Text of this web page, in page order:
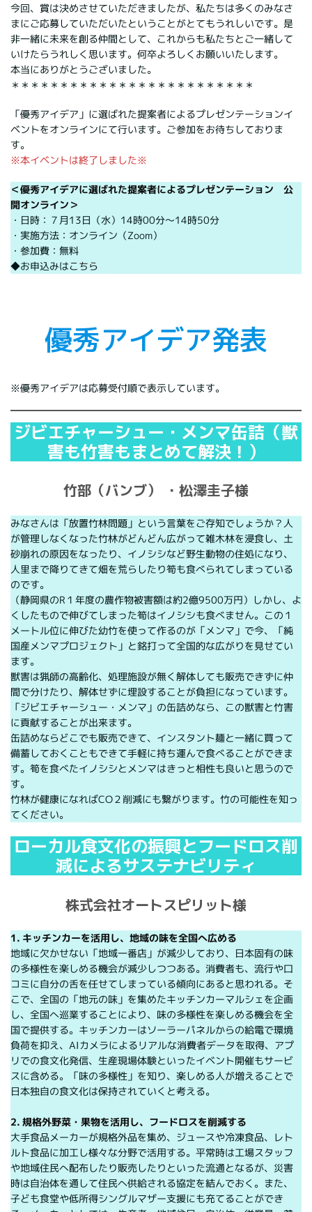
今回、賞は決めさせていただきましたが、私たちは多くのみなさ
まにご応募していただいたということがとてもうれしいです。是
非一緒に未来を創る仲間として、これからも私たちとご一緒して
いけたらうれしく思います。何卒よろしくお願いいたします。
本当にありがとうございました。
＊＊＊＊＊＊＊＊＊＊＊＊＊＊＊＊＊＊＊＊＊＊＊＊＊
「優秀アイデア」に選ばれた提案者によるプレゼンテーションイ
ベントをオンラインにて行います。ご参加をお待ちしておりま
す。
※本イベントは終了しました※
＜優秀アイデアに選ばれた提案者によるプレゼンテーション 公
開オンライン＞
・日時：７月13日（水）14時00分～14時50分
・実施方法：オンライン（Zoom）
・参加費：無料
◆お申込みはこちら
優秀アイデア発表
※優秀アイデアは応募受付順で表示しています。
ジビエチャーシュー・メンマ缶詰（獣
害も竹害もまとめて解決！）
竹部（バンブ） ・松澤圭子様
みなさんは「放置竹林問題」という言葉をご存知でしょうか？人
が管理しなくなった竹林がどんどん広がって雑木林を浸食し、土
砂崩れの原因をなったり、イノシシなど野生動物の住処になり、
人里まで降りてきて畑を荒らしたり筍も食べられてしまっている
のです。
（静岡県のR１年度の農作物被害額は約2億9500万円）しかし、よ
くしたもので伸びてしまった筍はイノシシも食べません。この１
メートル位に伸びた幼竹を使って作るのが「メンマ」で今、「純
国産メンマプロジェクト」と銘打って全国的な広がりを見せてい
ます。
獣害は猟師の高齢化、処理施設が無く解体しても販売できずに仲
間で分けたり、解体せずに埋設することが負担になっています。
「ジビエチャーシュー・メンマ」の缶詰めなら、この獣害と竹害
に貢献することが出来ます。
缶詰めならどこでも販売できて、インスタント麺と一緒に買って
備蓄しておくこともできて手軽に持ち運んで食べることができま
す。筍を食べたイノシシとメンマはきっと相性も良いと思うので
す。
竹林が健康になればCO２削減にも繋がります。竹の可能性を知っ
てください。
ローカル食文化の振興とフードロス削
減によるサステナビリティ
株式会社オートスピリット様
1. キッチンカーを活用し、地域の味を全国へ広める
地域に欠かせない「地域一番店」が減少しており、日本固有の味
の多様性を楽しめる機会が減少しつつある。消費者も、流行や口
コミに自分の舌を任せてしまっている傾向にあると思われる。そ
こで、全国の「地元の味」を集めたキッチンカーマルシェを企画
し、全国へ巡業することにより、味の多様性を楽しめる機会を全
国で提供する。キッチンカーはソーラーパネルからの給電で環境
負荷を抑え、AIカメラによるリアルな消費者データを取得、アプ
リでの食文化発信、生産現場体験といったイベント開催もサービ
スに含める。「味の多様性」を知り、楽しめる人が増えることで
日本独自の食文化は保持されていくと考える。
2. 規格外野菜・果物を活用し、フードロスを削減する
大手食品メーカーが規格外品を集め、ジュースや冷凍食品、レト
ルト食品に加工し様々な分野で活用する。平常時は工場スタッフ
や地域住民へ配布したり販売したりといった流通となるが、災害
時は自治体を通して住民へ供給される協定を結んでおく。また、
子ども食堂や低所得シングルマザー支援にも充てることができ